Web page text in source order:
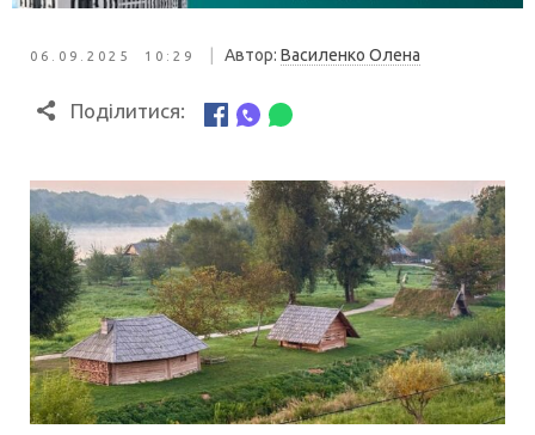
06.09.2025 10:29 Автор: Василенко Олена
Поділитися: